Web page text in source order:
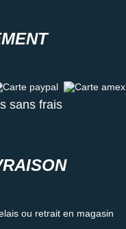
paypal Carte amex
sans frais
ou retrait en magasin